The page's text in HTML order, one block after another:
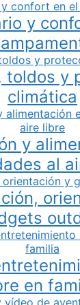
y
toldos y
climática
y
al
en